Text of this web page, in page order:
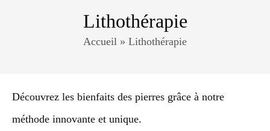
Lithothérapie
Accueil » Lithothérapie
Découvrez les bienfaits des pierres grâce à notre
méthode innovante et unique.